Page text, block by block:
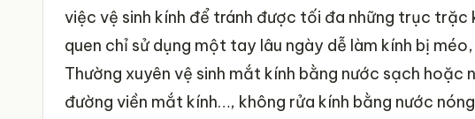
việc vệ sinh kính để tránh được tối đa những trục trặc
quen chỉ sử dụng một tay lâu ngày dễ làm kính bị
Thường xuyên vệ sinh mắt kính bằng nước sạch
đường viền mắt kính…, không rửa kính bằng nước